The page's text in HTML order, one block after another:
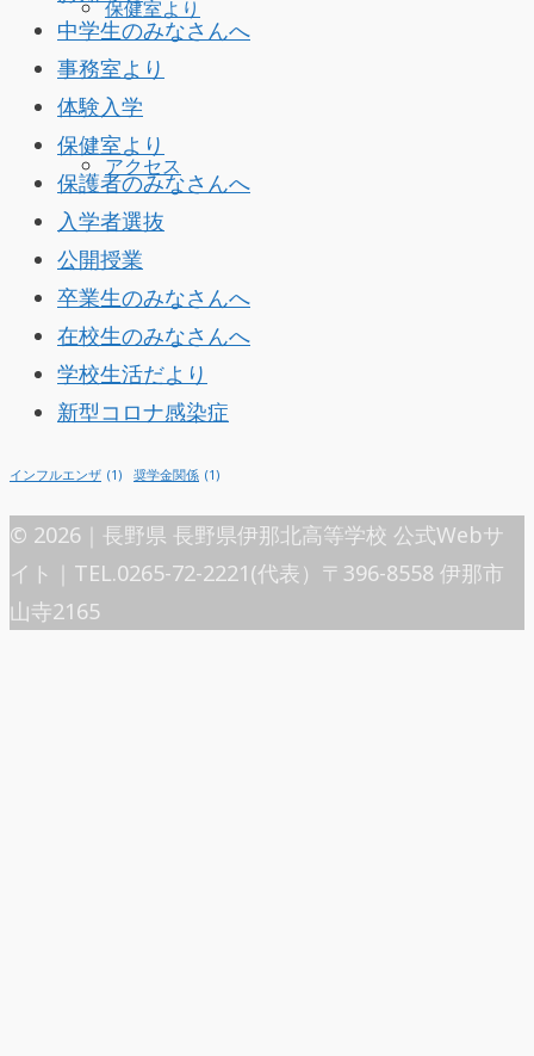
保健室より
アクセス
中学生のみなさんへ
事務室より
体験入学
保健室より
保護者のみなさんへ
入学者選抜
公開授業
卒業生のみなさんへ
在校生のみなさんへ
学校生活だより
新型コロナ感染症
インフルエンザ (1) 奨学金関係 (1)
© 2026｜長野県 長野県伊那北高等学校 公式Webサ
イト｜TEL.0265-72-2221(代表）〒396-8558 伊那市
山寺2165